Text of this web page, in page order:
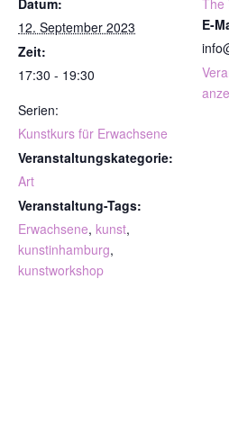
Datum:
12. September 2023
Zeit:
17:30 - 19:30
Serien:
Kunstkurs für Erwachsene
Veranstaltungskategorie:
Art
Veranstaltung-Tags:
Erwachsene, kunst,
kunstinhamburg,
kunstworkshop
The
E-